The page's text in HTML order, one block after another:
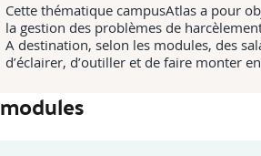
Cette thématique campusAtlas a pour
la gestion des problèmes de
A destination, selon les modules, des
d’éclairer, d’outiller et de faire monter
modules